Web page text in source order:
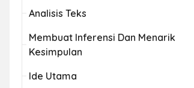
Analisis Teks
Membuat Inferensi Dan Menarik
Kesimpulan
Ide Utama